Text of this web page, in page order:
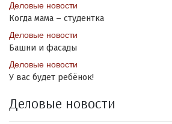
Деловые новости
Когда мама – студентка
Деловые новости
Башни и фасады
Деловые новости
У вас будет ребёнок!
Деловые новости